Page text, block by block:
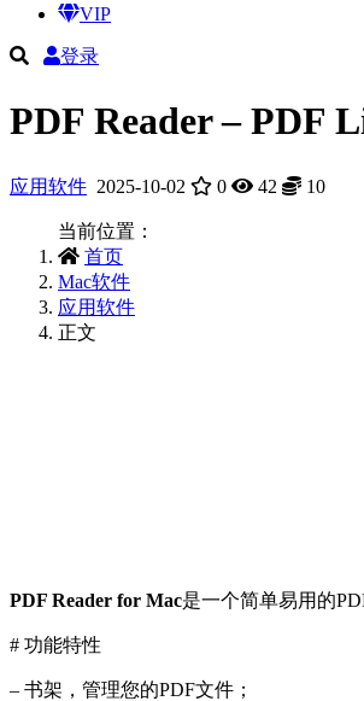
VIP
登录
PDF Reader – PDF
应用软件 2025-10-02 0 42 10
当前位置：
首页
Mac软件
应用软件
正文
PDF Reader for Mac是一个简单易用的
# 功能特性
– 书架，管理您的PDF文件；